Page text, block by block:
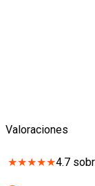
Valoraciones
★★★★★4.7